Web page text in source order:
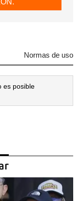
Normas de uso
es posible